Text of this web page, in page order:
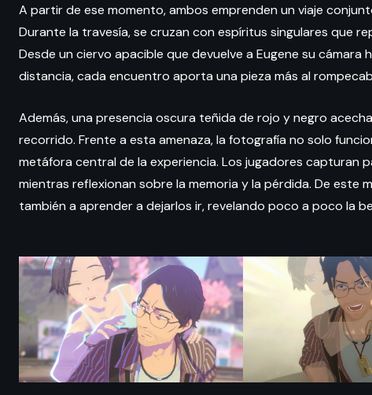
A partir de ese momento, ambos emprenden un viaje
Durante la travesía, se cruzan con espíritus singulares que
Desde un ciervo apacible que devuelve a Eugene su
distancia, cada encuentro aporta una pieza más al
Además, una presencia oscura teñida de rojo y negro
recorrido. Frente a esta amenaza, la fotografía no solo
metáfora central de la experiencia. Los jugadores capturan
mientras reflexionan sobre la memoria y la pérdida. De este
también a aprender a dejarlos ir, revelando poco a poco la